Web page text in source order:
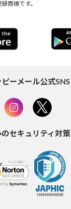
商標です。
ピーメール公式SNS
セキュリティ対策